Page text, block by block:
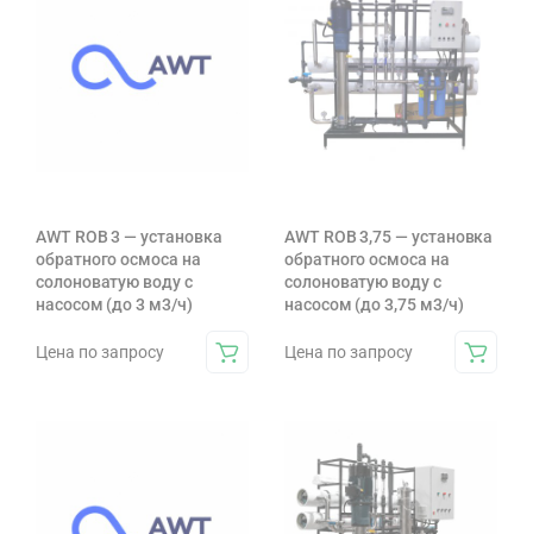
AWT ROB 3 — установка
обратного осмоса на
солоноватую воду с
насосом (до 3 м3/ч)
Цена по запросу
AWT ROB 3,75 — установка
обратного осмоса на
солоноватую воду с
насосом (до 3,75 м3/ч)
Цена по запросу